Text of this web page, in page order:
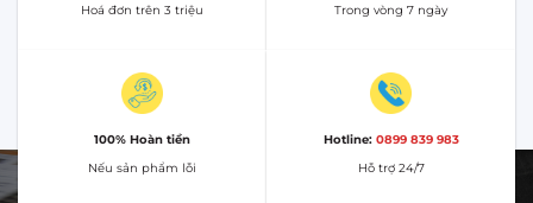
Hoá đơn trên 3 triệu
Trong vòng 7 ngày
100% Hoàn tiền
Nếu sản phẩm lỗi
Hotline: 0899 839 983
Hỗ trợ 24/7